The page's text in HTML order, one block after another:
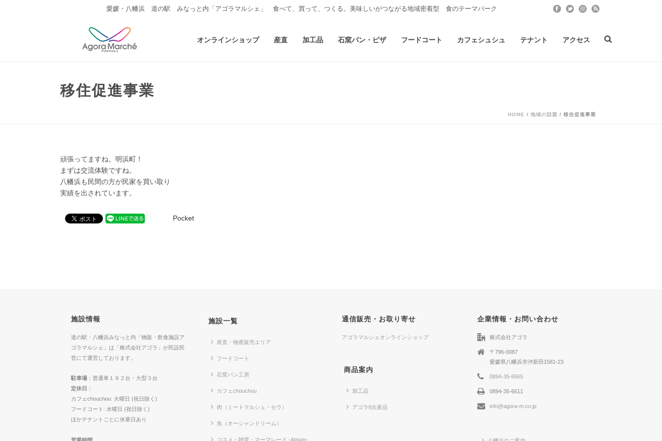
愛媛・八幡浜 道の駅 みなっと内「アゴラマルシェ」 食べて、買って、つくる。美味しいがつながる地域密着型 食のテーマパーク
オンラインショップ 産直 加工品 石窯パン・ピザ フードコート カフェシュシュ テナント アクセス
移住促進事業
HOME / 地域の話題 / 移住促進事業
頑張ってますね。明浜町！
まずは交流体験ですね。
八幡浜も民間の方が民家を買い取り
実績を出されています。
Pocket
施設情報
道の駅・八幡浜みなっと内「物販・飲食施設ア
ゴラマルシェ」は「株式会社アゴラ」が民設民
営にて運営しております。
駐車場 ：普通車１９２台・大型３台
定休日 ：
カフェchouchou: 火曜日 (祝日除く)
フードコート: 水曜日 (祝日除く)
ほかテナントごとに休業日あり
施設一覧
産直・物産販売エリア
フードコート
石窯パン工房
カフェchouchou
肉（ミートマルシェ・セラ）
魚（オーシャンドリーム）
コスメ・雑貨・マーマレード -Atrium-
通信販売・お取り寄せ
アゴラマルシェオンラインショップ
商品案内
加工品
アゴラ6次産品
企業情報・お問い合わせ
株式会社アゴラ
〒796-0087
愛媛県八幡浜市沖新田1581-23
0894-35-6565
0894-35-6611
info@agora-m.co.jp